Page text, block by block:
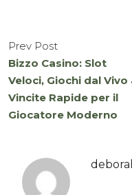
Prev Post
Bizzo Casino: Slot
Veloci, Giochi dal Vivo
Vincite Rapide per il
Giocatore Moderno